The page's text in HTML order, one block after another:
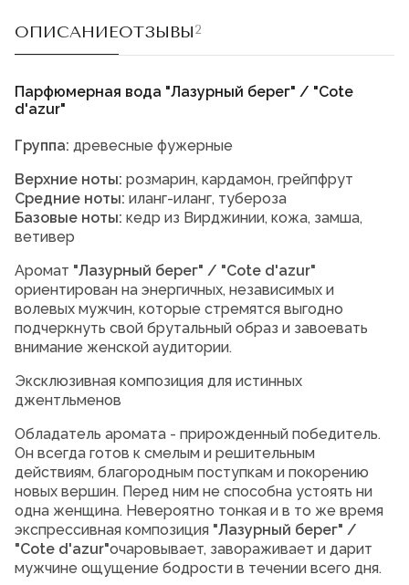
ОПИСАНИЕОТЗЫВЫ2
Парфюмерная вода "Лазурный берег" / "Cote
d'azur"
Группа: древесные фужерные
Верхние ноты: розмарин, кардамон, грейпфрут
Средние ноты: иланг-иланг, тубероза
Базовые ноты: кедр из Вирджинии, кожа, замша,
ветивер
Аромат "Лазурный берег" / "Cote d'azur"
ориентирован на энергичных, независимых и
волевых мужчин, которые стремятся выгодно
подчеркнуть свой брутальный образ и завоевать
внимание женской аудитории.
Эксклюзивная композиция для истинных
джентльменов
Обладатель аромата - прирожденный победитель.
Он всегда готов к смелым и решительным
действиям, благородным поступкам и покорению
новых вершин. Перед ним не способна устоять ни
одна женщина. Невероятно тонкая и в то же время
экспрессивная композиция "Лазурный берег" /
"Cote d'azur"очаровывает, завораживает и дарит
мужчине ощущение бодрости в течении всего дня.